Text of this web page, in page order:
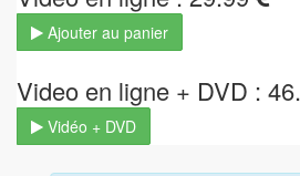
Ajouter au panier
Video en ligne + DVD :
Vidéo + DVD